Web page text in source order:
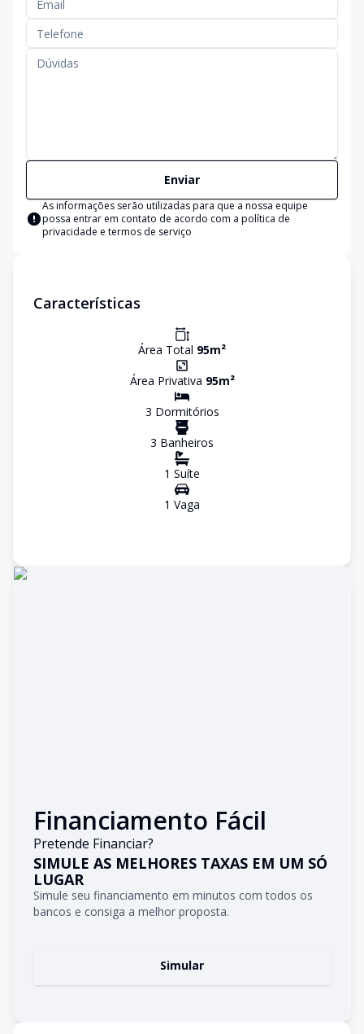
Enviar
As informações serão utilizadas para que a nossa equipe
possa entrar em contato de acordo com a política de
privacidade e termos de serviço
Características
Área Total 95m²
Área Privativa 95m²
3 Dormitórios
3 Banheiros
1 Suíte
1 Vaga
Financiamento Fácil
Pretende Financiar?
SIMULE AS MELHORES TAXAS EM UM SÓ
LUGAR
Simule seu financiamento em minutos com todos os
bancos e consiga a melhor proposta.
Simular